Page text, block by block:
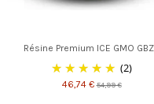
Résine Premium ICE GMO
(2)
46,74 €54,99 €